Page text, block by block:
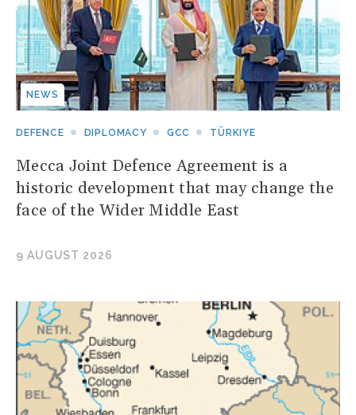
NEWS
DEFENCE DIPLOMACY GCC TÜRKIYE
Mecca Joint Defence Agreement is a
historic development that may change the
face of the Wider Middle East
9 AUGUST 2026